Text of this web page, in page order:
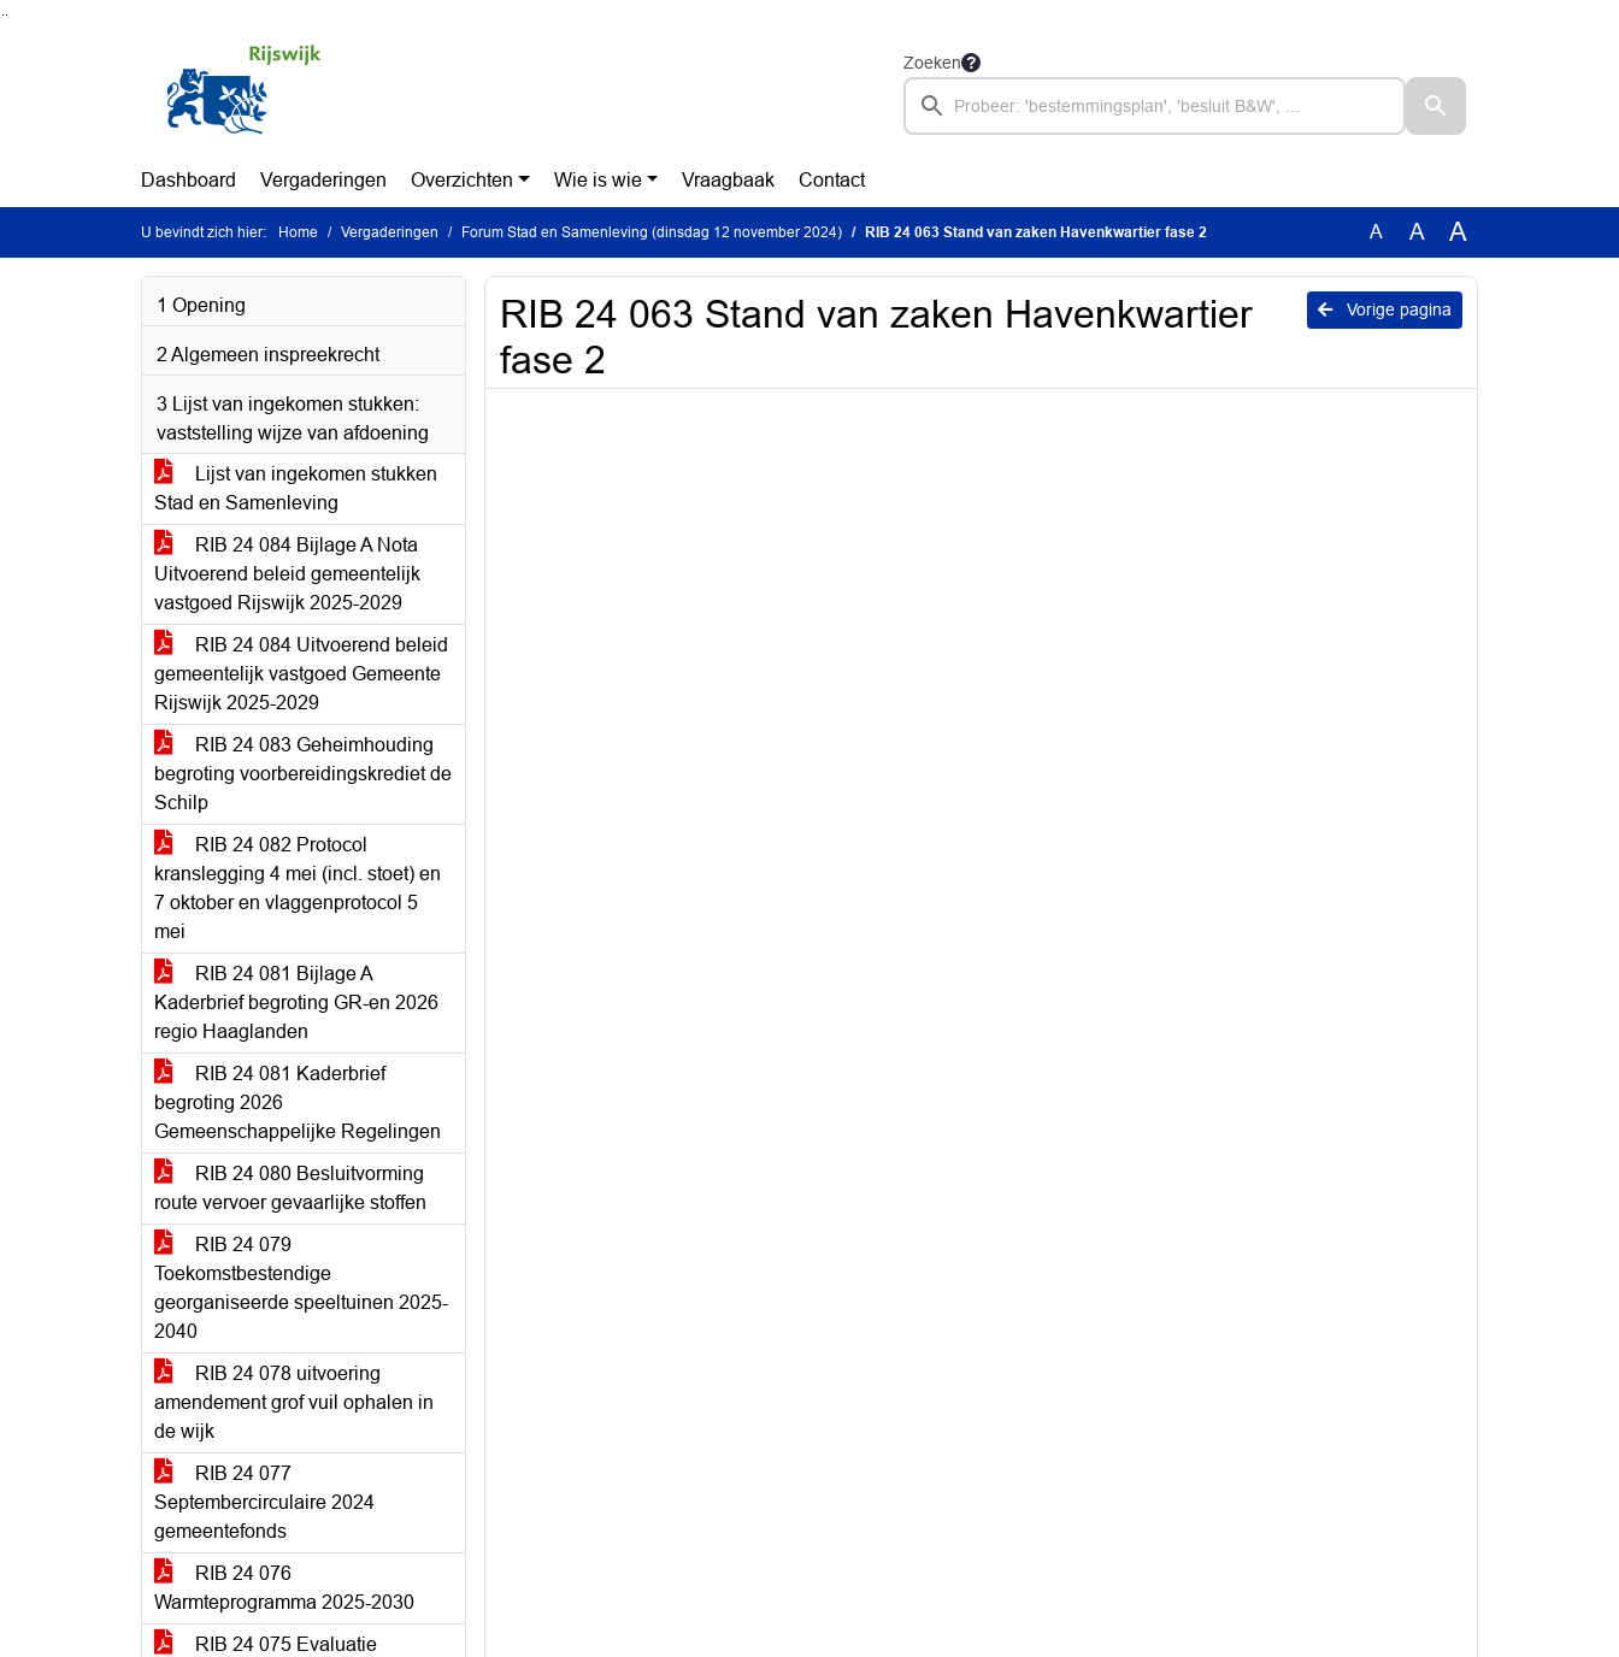
Zoeken
Dashboard Vergaderingen Overzichten Wie is wie Vraagbaak Contact
U bevindt zich hier: Home Vergaderingen Forum Stad en Samenleving (dinsdag 12 november 2024) RIB 24 063 Stand van zaken Havenkwartier fase 2 A A A
1 Opening
2 Algemeen inspreekrecht
3 Lijst van ingekomen stukken:
vaststelling wijze van afdoening
Lijst van ingekomen stukken
Stad en Samenleving
RIB 24 084 Bijlage A Nota
Uitvoerend beleid gemeentelijk
vastgoed Rijswijk 2025-2029
RIB 24 084 Uitvoerend beleid
gemeentelijk vastgoed Gemeente
Rijswijk 2025-2029
RIB 24 083 Geheimhouding
begroting voorbereidingskrediet de
Schilp
RIB 24 082 Protocol
kranslegging 4 mei (incl. stoet) en
7 oktober en vlaggenprotocol 5
mei
RIB 24 081 Bijlage A
Kaderbrief begroting GR-en 2026
regio Haaglanden
RIB 24 081 Kaderbrief
begroting 2026
Gemeenschappelijke Regelingen
RIB 24 080 Besluitvorming
route vervoer gevaarlijke stoffen
RIB 24 079
Toekomstbestendige
georganiseerde speeltuinen 2025-
2040
RIB 24 078 uitvoering
amendement grof vuil ophalen in
de wijk
RIB 24 077
Septembercirculaire 2024
gemeentefonds
RIB 24 076
Warmteprogramma 2025-2030
RIB 24 075 Evaluatie
Vorige pagina
RIB 24 063 Stand van zaken Havenkwartier
fase 2